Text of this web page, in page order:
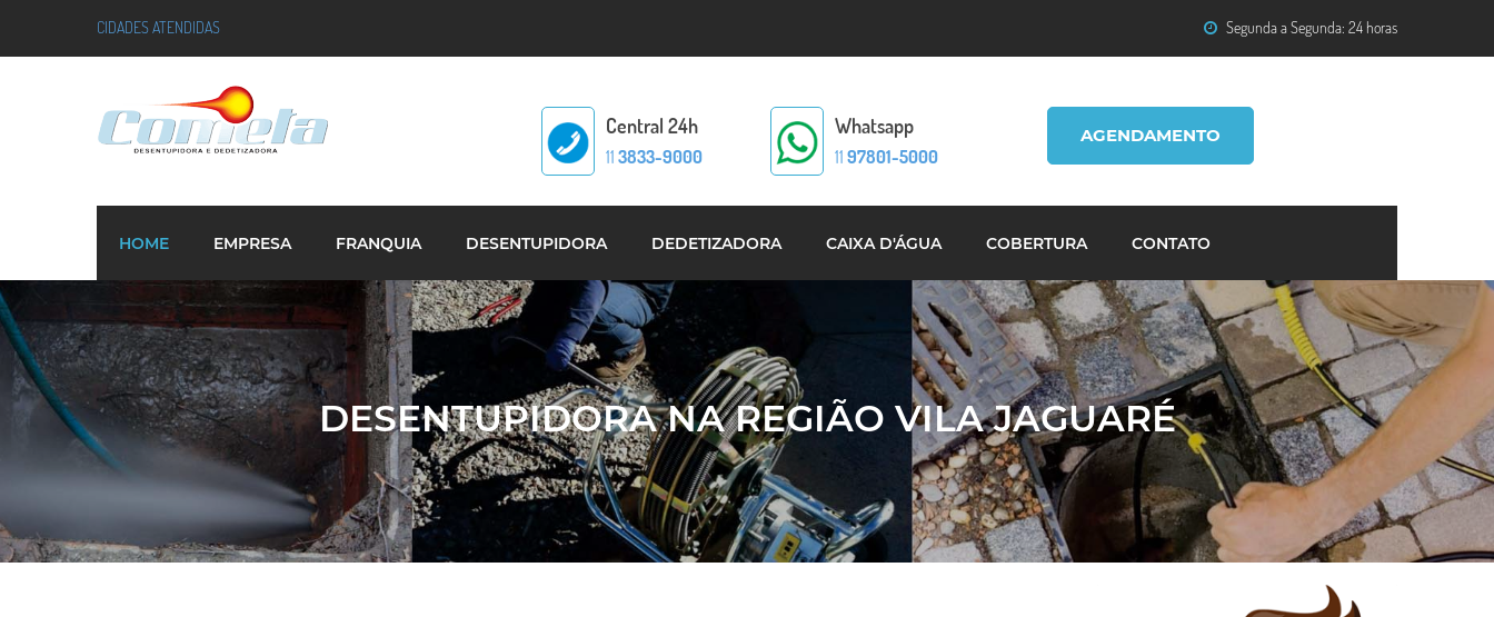
CIDADES ATENDIDAS Segunda a Segunda: 24 horas
Central 24h
11 3833-9000
Whatsapp
11 97801-5000
AGENDAMENTO
HOME EMPRESA FRANQUIA DESENTUPIDORA DEDETIZADORA CAIXA D'ÁGUA COBERTURA CONTATO
DESENTUPIDORA NA REGIÃO VILA JAGUARÉ